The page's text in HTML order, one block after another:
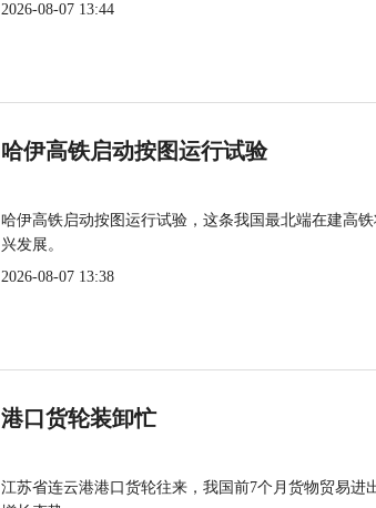
2026-08-07 13:44
哈伊高铁启动按图运行试验
哈伊高铁启动按图运行试验，这条我国最北端在建高
兴发展。
2026-08-07 13:38
港口货轮装卸忙
江苏省连云港港口货轮往来，我国前7个月货物贸易进